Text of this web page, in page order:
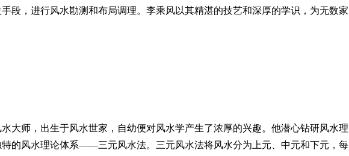
段，进行风水勘测和布局调理。李乘风以其精湛的技艺和深厚的学识，为无数家
大师，出生于风水世家，自幼便对风水学产生了浓厚的兴趣。他潜心钻研风水理
的风水理论体系——三元风水法。三元风水法将风水分为上元、中元和下元，每